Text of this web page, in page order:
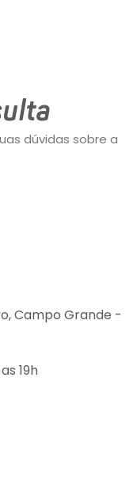
dúvidas sobre a
Campo Grande -
19h